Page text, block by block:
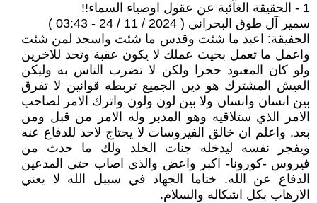
1 - الحقيقة الغآئبة عن عقول اوصياء السماء!!
سمير آل طوق البحراني ( 2024 / 11 / 24 - 03:43 )
الحفيقة: اعبد ما شئت وقدس ما شئت واسجد لمن شئت
واعمل ما تعمل بحيث عملك لا يكون عقبة وتحد للاخرين
ولو كان المعبود حجرا ولكن لا تضرب الناس به وليكن
العيش المشترك هو دين الجميع تربطه قوانين لا تفرق
بين انسان وانسان ولا بين لون ولون واترك الامر لصاحب
الامر الذي ستلاقيه وهو المدبر وله الامر من قبل ومن
بعد. واعلم ان خالق الفيروسات لا يحتاج لاحد للدفاع عنه
ويفجر نفسه ليدخله جنات الخلد ولك ما حدث من
فيروس -كورونا- اكبر واعض والذي اصاب حتى المدعين
الدفاع عن الله. ختاما الجهاد في سبيل الله لا يعني
الارهاب بكل اشكاله والسلام.